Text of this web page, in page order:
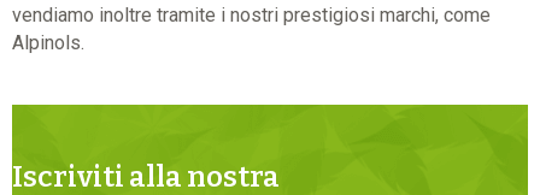
vendiamo inoltre tramite i nostri prestigiosi marchi, come
Alpinols.
Iscriviti alla nostra